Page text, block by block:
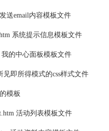
送email内容模板文件
系统提示信息模板文件
我的中心面板模板文件
见即所得模式的css样式文件
模板
活动列表模板文件